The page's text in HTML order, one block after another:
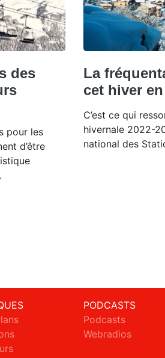
des
pour les
d’être
La
cet hiver
C’est ce qui
hivernale 2022-
national des
PODCASTS
Podcasts
Webradios